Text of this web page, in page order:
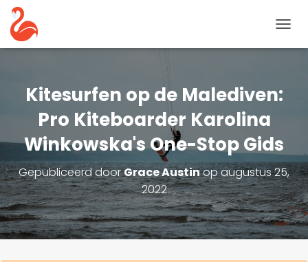
A
T
O
G
G
L
E
Kitesurfen op de Malediven:
Pro Kiteboarder Karolina
Winkowska's One-Stop Gids
Gepubliceerd doorGrace Austinopaugustus 25,
2022